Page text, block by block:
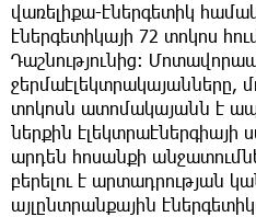
վառելիքա-էներգետիկ
էներգետիկայի 72 տոկոս
Դաշնությունից։
ջերմաէլեկտրակայանները,
տոկոսն ատոմակայանն է
ներքին էլեկտրաէներգիայի
արդեն հոսանքի
բերելու է արտադրության
այլընտրանքային